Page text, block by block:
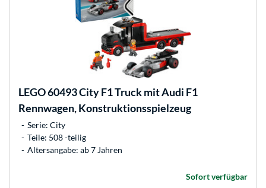
LEGO60493 City F1 Truck mit Audi F1
Rennwagen, Konstruktionsspielzeug
Serie: City
Teile: 508 -teilig
Altersangabe: ab 7 Jahren
Sofort verfügbar